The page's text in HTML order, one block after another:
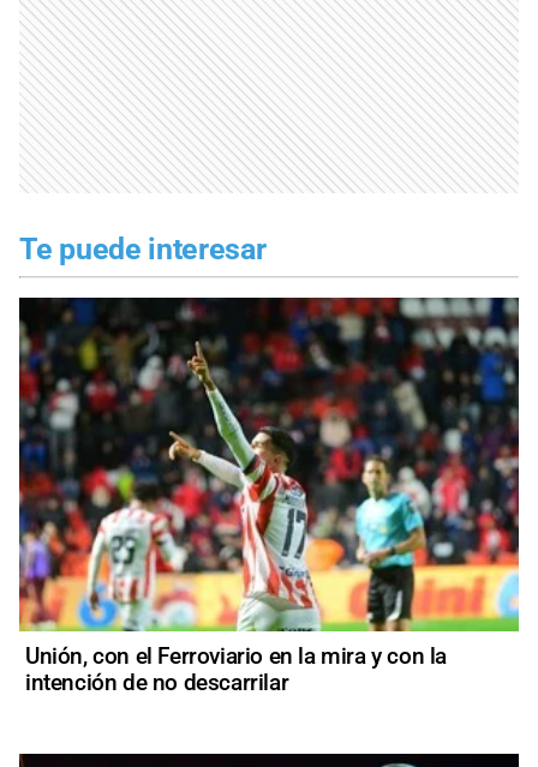
Te puede interesar
Unión, con el Ferroviario en la mira y con la
intención de no descarrilar